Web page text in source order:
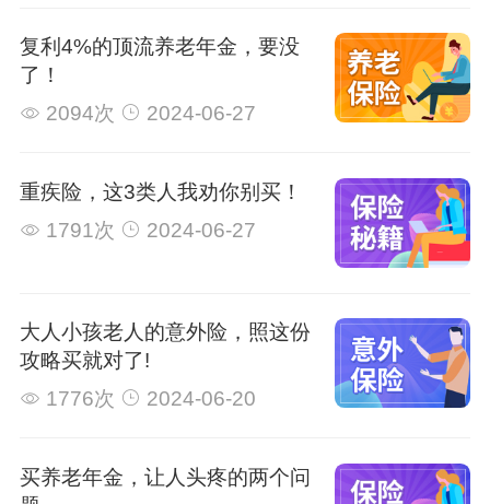
复利4%的顶流养老年金，要没
了！
2094次
2024-06-27
重疾险，这3类人我劝你别买！
1791次
2024-06-27
大人小孩老人的意外险，照这份
攻略买就对了!
1776次
2024-06-20
买养老年金，让人头疼的两个问